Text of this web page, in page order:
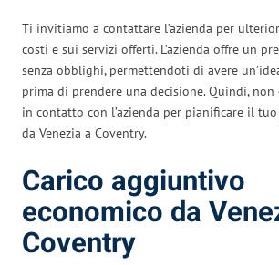
Ti invitiamo a contattare l’azienda per
costi e sui servizi offerti. L’azienda offre un
senza obblighi, permettendoti di avere
prima di prendere una decisione. Quindi,
in contatto con l’azienda per pianificare il
da Venezia a Coventry.
Carico aggiuntivo
economico da
Coventry